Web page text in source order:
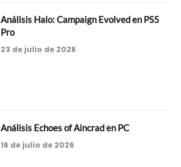
Análisis Halo: Campaign Evolved en PS5
Pro
23 de julio de 2026
Análisis Echoes of Aincrad en PC
16 de julio de 2026